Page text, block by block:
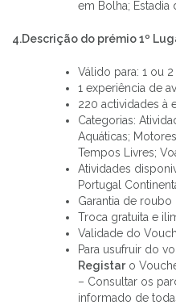
em Bolha; Estadia
4.Descrição do prémio 1º
Válido para: 1 ou
1 experiência de
220 actividades à
Categorias:
Aquáticas;
Tempos Livres;
Atividades
Portugal
Garantia de
Troca gratuita e
Validade do
Para usufruir do
Registaro
– Consultar os
informado de